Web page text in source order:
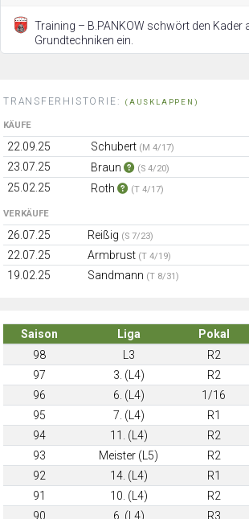
Training – B.PANKOW schwört den Kader
Grundtechniken ein.
TRANSFERHISTORIE: (AUSKLAPPEN)
KÄUFE
22.09.25 Schubert (M 4/17)
23.07.25
Braun (S 4/20)
25.02.25
Roth (T 4/17)
VERKÄUFE
26.07.25 Reißig (S 7/23)
22.07.25
Armbrust (T 4/19)
19.02.25
Sandmann (T 8/31)
Saison Liga Pokal
98
L3 R2
97
3. (L4) R2
96
6. (L4) 1/16
95
7. (L4) R1
94
11. (L4) R2
93
Meister (L5) R2
92
14. (L4) R1
91
10. (L4) R2
90
6. (L4) R3